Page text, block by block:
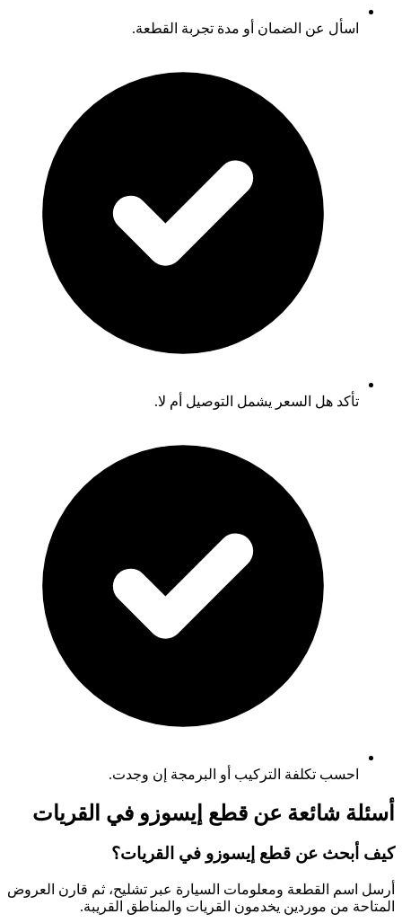
اسأل عن الضمان أو مدة تجربة القطعة.
تأكد هل السعر يشمل التوصيل أم لا.
احسب تكلفة التركيب أو البرمجة إن وجدت.
أسئلة شائعة عن قطع إيسوزو في القريات
كيف أبحث عن قطع إيسوزو في القريات؟
أرسل اسم القطعة ومعلومات السيارة عبر تشليح، ثم قارن العروض
المتاحة من موردين يخدمون القريات والمناطق القريبة.